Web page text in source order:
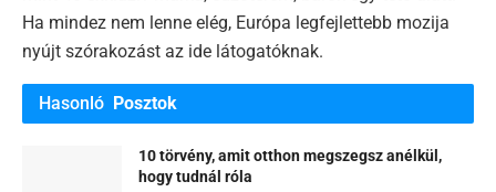
Ha mindez nem lenne elég, Európa legfejlettebb mozija
nyújt szórakozást az ide látogatóknak.
Hasonló Posztok
10 törvény, amit otthon megszegsz anélkül,
hogy tudnál róla